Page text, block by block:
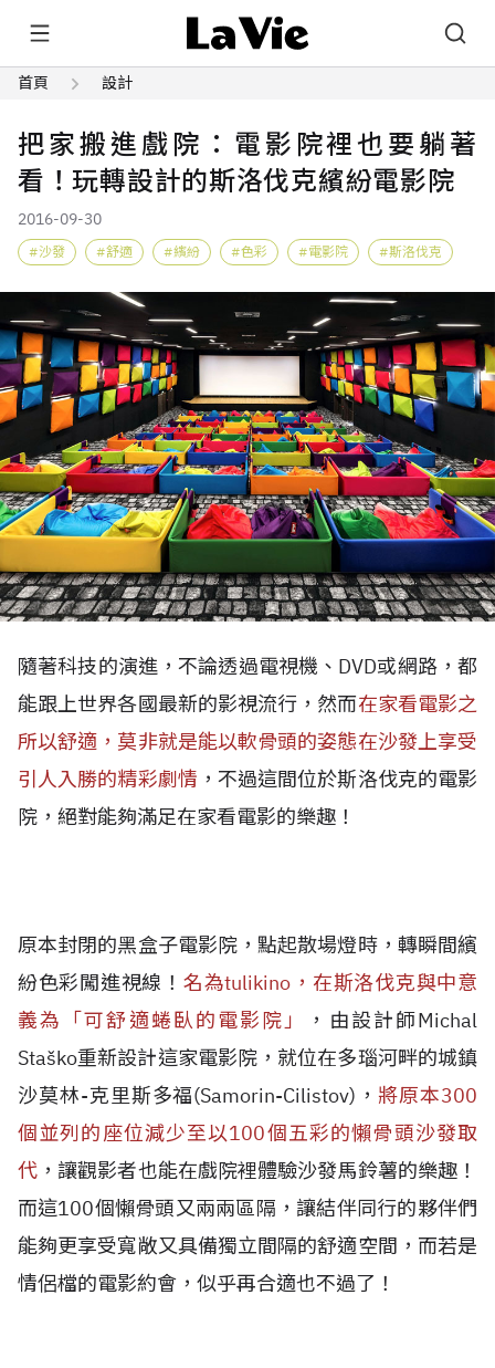
首頁 設計
把家搬進戲院：電影院裡也要躺著
看！玩轉設計的斯洛伐克繽紛電影院
2016-09-30
沙發 舒適 繽紛 色彩 電影院 斯洛伐克
隨著科技的演進，不論透過電視機、DVD或網路，都
能跟上世界各國最新的影視流行，然而在家看電影之
所以舒適，莫非就是能以軟骨頭的姿態在沙發上享受
引人入勝的精彩劇情 ，不過這間位於斯洛伐克的電影
院，絕對能夠滿足在家看電影的樂趣！
原本封閉的黑盒子電影院，點起散場燈時，轉瞬間繽
紛色彩闖進視線！ 名為tulikino，在斯洛伐克與中意
義為「可舒適蜷臥的電影院」
，由設計師Michal
Staško重新設計這家電影院，就位在多瑙河畔的城鎮
沙莫林-克里斯多福(Samorin-Cilistov)，將原本300
個並列的座位減少至以100個五彩的懶骨頭沙發取
代 ，讓觀影者也能在戲院裡體驗沙發馬鈴薯的樂趣！
而這100個懶骨頭又兩兩區隔，讓結伴同行的夥伴們
能夠更享受寬敞又具備獨立間隔的舒適空間，而若是
情侶檔的電影約會，似乎再合適也不過了！